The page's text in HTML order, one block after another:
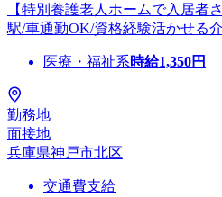
【特別養護老人ホームで入居者
駅/車通勤OK/資格経験活かせる
医療・福祉系時給1,350円
勤務地
面接地
兵庫県神戸市北区
交通費支給